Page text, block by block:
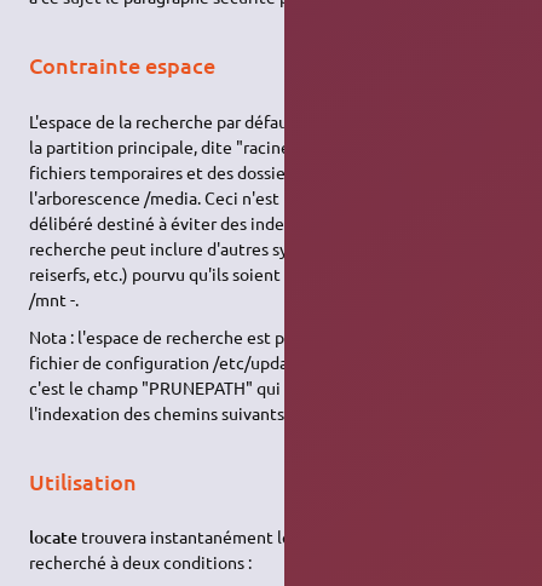
Contrainte espace
L'espace de la recherche par défaut est pour l'essentiel celui de
la partition principale, dite "racine", à l'exception de certains
fichiers temporaires et des dossiers éventuels placés sous
l'arborescence /media. Ceci n'est pas une lacune mais un choix
délibéré destiné à éviter des indexations inutiles. L'espace de
recherche peut inclure d'autres systèmes de fichiers (Fat32,
reiserfs, etc.) pourvu qu'ils soient montés - par exemple sur
/mnt -.
Nota : l'espace de recherche est paramétrable par édition du
fichier de configuration /etc/updatedb.conf. Dans ce fichier,
c'est le champ "PRUNEPATH" qui interdit par défaut
l'indexation des chemins suivants: "/tmp, /var, /spool, /media".
Utilisation
locate trouvera instantanément le chemin de l'élément
recherché à deux conditions :